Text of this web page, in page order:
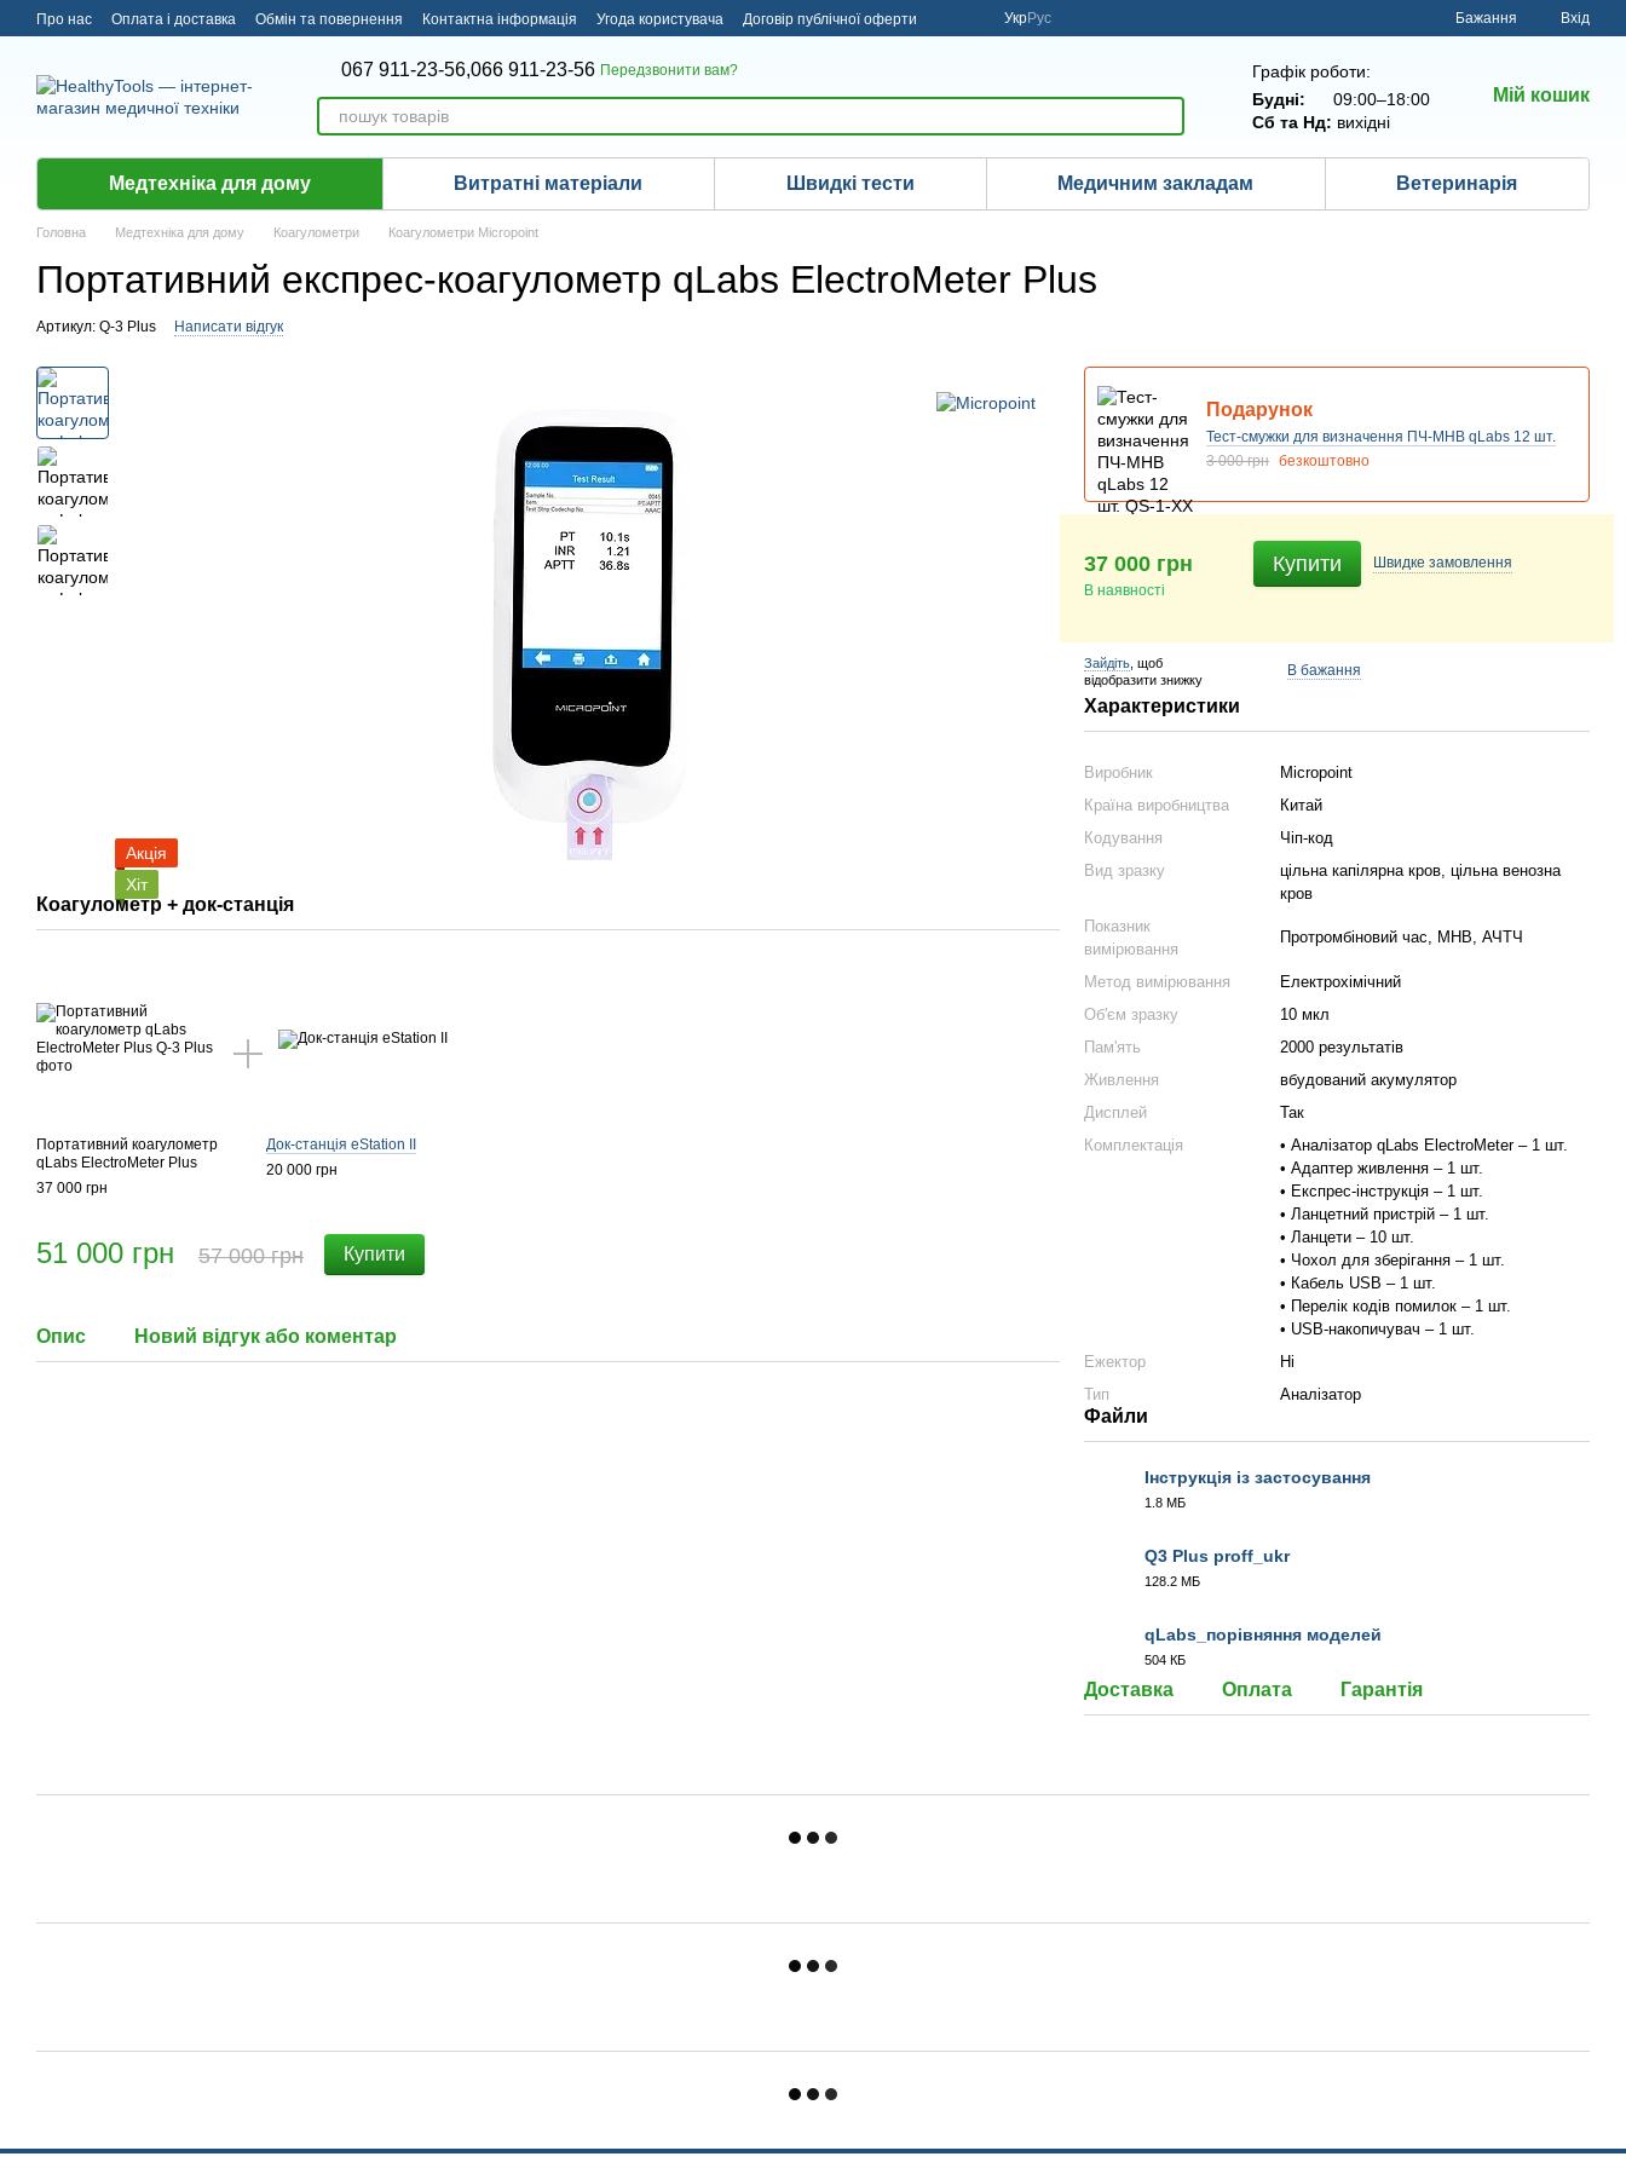
Перейти до основного контенту
Про нас Оплата і доставка Обмін та повернення Контактна інформація Угода користувача Договір публічної оферти УкрРус Бажання Вхід
067 911-23-56,066 911-23-56 Передзвонити вам?
Графік роботи:
Будні:
09:00–18:00
Сб та Нд: вихідні
Мій кошик
Медтехніка для дому Витратні матеріали Швидкі тести Медичним закладам Ветеринарія
Головна Медтехніка для дому Коагулометри Коагулометри Micropoint
Портативний експрес-коагулометр qLabs ElectroMeter Plus
Артикул: Q-3 Plus Написати відгук
Акція
Хіт
Коагулометр + док-станція
Портативний коагулометр
qLabs ElectroMeter Plus
37 000 грн
Док-станція eStation II
20 000 грн
51 000 грн 57 000 грн Купити
Опис Новий відгук або коментар
Подарунок
Тест-смужки для визначення ПЧ-МНВ qLabs 12 шт.
3 000 грн безкоштовно
37 000 грн
В наявності
Купити Швидке замовлення
Зайдіть , щоб
відобразити знижку
В бажання
Характеристики
Виробник
Micropoint
Країна виробництва
Китай
Кодування
Чіп-код
Вид зразку
цільна капілярна кров, цільна венозна
кров
Показник
вимірювання
Протромбіновий час, МНВ, АЧТЧ
Метод вимірювання
Електрохімічний
Об'єм зразку
10 мкл
Пам'ять
2000 результатів
Живлення
вбудований акумулятор
Дисплей
Так
Комплектація
• Аналізатор qLabs ElectroMeter – 1 шт.
• Адаптер живлення – 1 шт.
• Експрес-інструкція – 1 шт.
• Ланцетний пристрій – 1 шт.
• Ланцети – 10 шт.
• Чохол для зберігання – 1 шт.
• Кабель USB – 1 шт.
• Перелік кодів помилок – 1 шт.
• USB-накопичувач – 1 шт.
Ежектор
Ні
Тип
Аналізатор
Файли
Інструкція із застосування
1.8 МБ
Q3 Plus proff_ukr
128.2 МБ
qLabs_порівняння моделей
504 КБ
Доставка Оплата Гарантія